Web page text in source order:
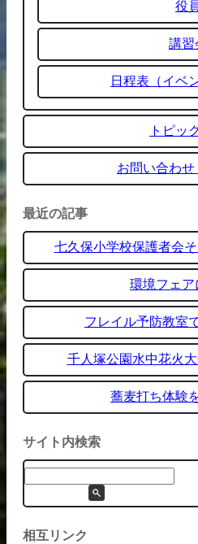
役
講習
日程表（イベ
トピッ
お問い合わせ
最近の記事
七久保小学校保護者会
環境フェア
フレイル予防教室
千人塚公園水中花火
蕎麦打ち体験
サイト内検索
相互リンク